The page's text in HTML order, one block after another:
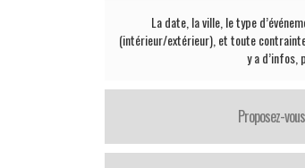
La date, la ville, le type
(intérieur/extérieur), et toute
y a d’infos,
Proposez-